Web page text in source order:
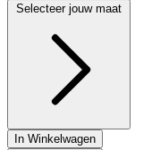
Selecteer jouw maat
In Winkelwagen